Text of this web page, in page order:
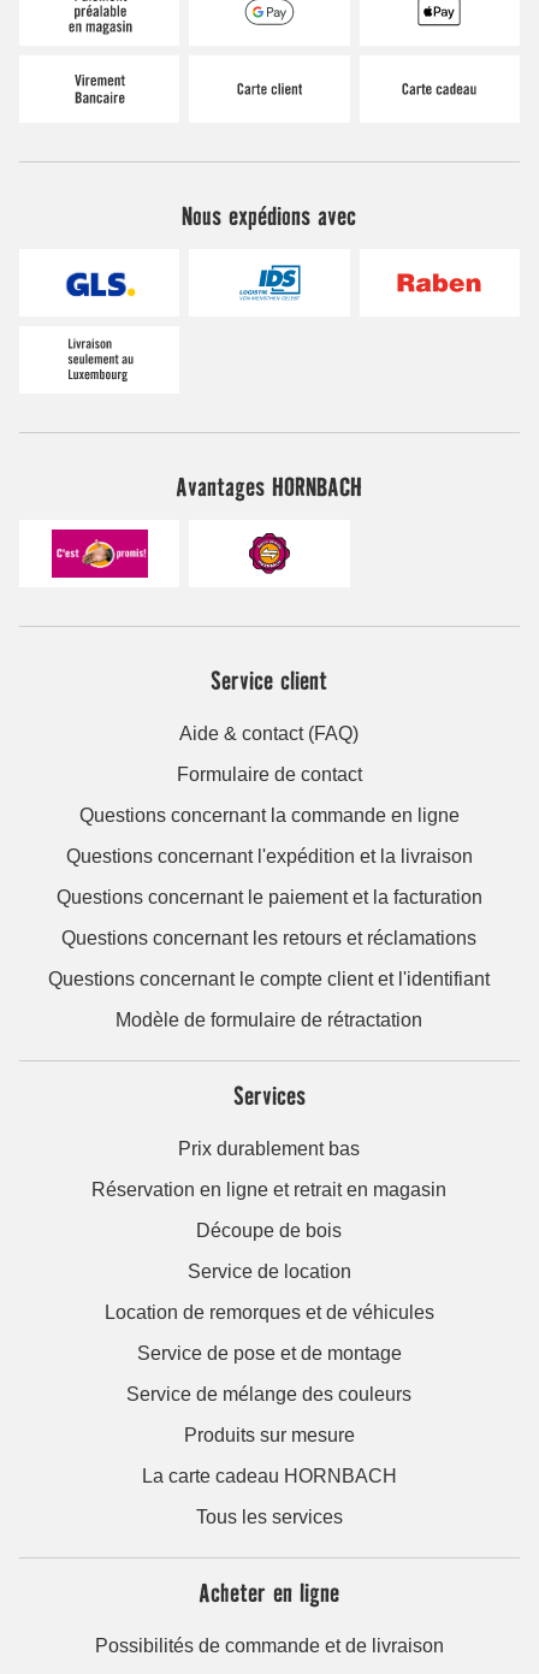
Nous expédions avec
Avantages HORNBACH
Service client
Aide & contact (FAQ)
Formulaire de contact
Questions concernant la commande en ligne
Questions concernant l'expédition et la livraison
Questions concernant le paiement et la facturation
Questions concernant les retours et réclamations
Questions concernant le compte client et l'identifiant
Modèle de formulaire de rétractation
Services
Prix durablement bas
Réservation en ligne et retrait en magasin
Découpe de bois
Service de location
Location de remorques et de véhicules
Service de pose et de montage
Service de mélange des couleurs
Produits sur mesure
La carte cadeau HORNBACH
Tous les services
Acheter en ligne
Possibilités de commande et de livraison